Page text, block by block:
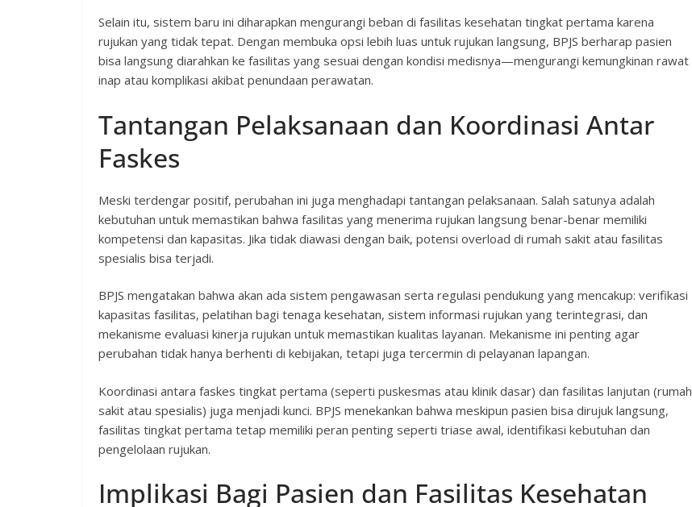
Selain itu, sistem baru ini diharapkan mengurangi beban di fasilitas kesehatan tingkat pertama karena
rujukan yang tidak tepat. Dengan membuka opsi lebih luas untuk rujukan langsung, BPJS berharap pasien
bisa langsung diarahkan ke fasilitas yang sesuai dengan kondisi medisnya—mengurangi kemungkinan rawat
inap atau komplikasi akibat penundaan perawatan.
Tantangan Pelaksanaan dan Koordinasi Antar
Faskes
Meski terdengar positif, perubahan ini juga menghadapi tantangan pelaksanaan. Salah satunya adalah
kebutuhan untuk memastikan bahwa fasilitas yang menerima rujukan langsung benar-benar memiliki
kompetensi dan kapasitas. Jika tidak diawasi dengan baik, potensi overload di rumah sakit atau fasilitas
spesialis bisa terjadi.
BPJS mengatakan bahwa akan ada sistem pengawasan serta regulasi pendukung yang mencakup: verifikasi
kapasitas fasilitas, pelatihan bagi tenaga kesehatan, sistem informasi rujukan yang terintegrasi, dan
mekanisme evaluasi kinerja rujukan untuk memastikan kualitas layanan. Mekanisme ini penting agar
perubahan tidak hanya berhenti di kebijakan, tetapi juga tercermin di pelayanan lapangan.
Koordinasi antara faskes tingkat pertama (seperti puskesmas atau klinik dasar) dan fasilitas lanjutan (rumah
sakit atau spesialis) juga menjadi kunci. BPJS menekankan bahwa meskipun pasien bisa dirujuk langsung,
fasilitas tingkat pertama tetap memiliki peran penting seperti triase awal, identifikasi kebutuhan dan
pengelolaan rujukan.
Implikasi Bagi Pasien dan Fasilitas Kesehatan